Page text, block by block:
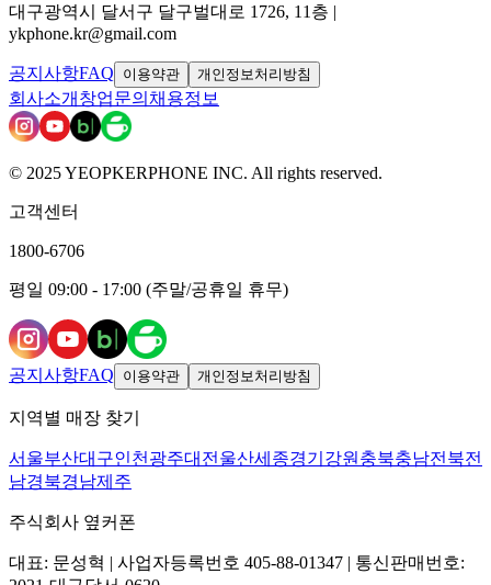
대구광역시 달서구 달구벌대로 1726, 11층 |
ykphone.kr@gmail.com
공지사항FAQ 이용약관 개인정보처리방침
회사소개 창업문의 채용정보
© 2025 YEOPKERPHONE INC. All rights reserved.
고객센터
1800-6706
평일 09:00 - 17:00 (주말/공휴일 휴무)
공지사항FAQ 이용약관 개인정보처리방침
지역별 매장 찾기
서울부산대구인천 광주대전 울산세종경기 강원 충북충남전북전
남경북경남제주
주식회사 옆커폰
대표: 문성혁 | 사업자등록번호 405-88-01347 | 통신판매번호: